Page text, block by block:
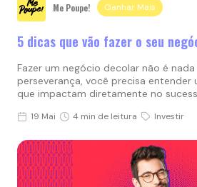
Me Poupe! Ganhar Mais
5 dicas que vão fazer o seu
Fazer um negócio decolar não é
perseverança, você precisa entender
que impactam diretamente no
19 Mai 4 min de leitura Investir